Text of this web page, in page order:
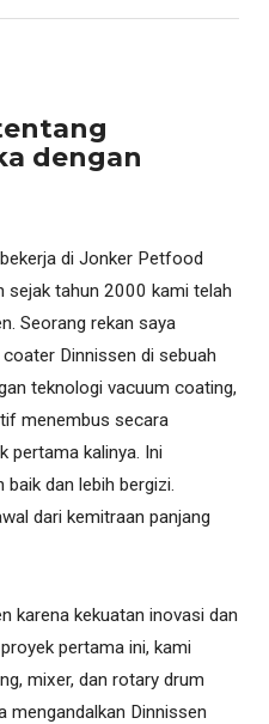
dengan
di Jonker Petfood
sejak tahun 2000 kami telah
Seorang rekan saya
Dinnissen di sebuah
teknologi vacuum coating,
menembus secara
pertama kalinya. Ini
baik dan lebih bergizi.
dari kemitraan panjang
karena kekuatan inovasi dan
pertama ini, kami
mixer, dan rotary drum
mengandalkan Dinnissen